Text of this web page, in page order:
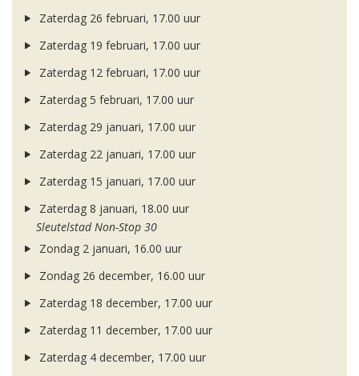
Zaterdag 26 februari, 17.00 uur
Zaterdag 19 februari, 17.00 uur
Zaterdag 12 februari, 17.00 uur
Zaterdag 5 februari, 17.00 uur
Zaterdag 29 januari, 17.00 uur
Zaterdag 22 januari, 17.00 uur
Zaterdag 15 januari, 17.00 uur
Zaterdag 8 januari, 18.00 uur
Sleutelstad Non-Stop 30
Zondag 2 januari, 16.00 uur
Zondag 26 december, 16.00 uur
Zaterdag 18 december, 17.00 uur
Zaterdag 11 december, 17.00 uur
Zaterdag 4 december, 17.00 uur